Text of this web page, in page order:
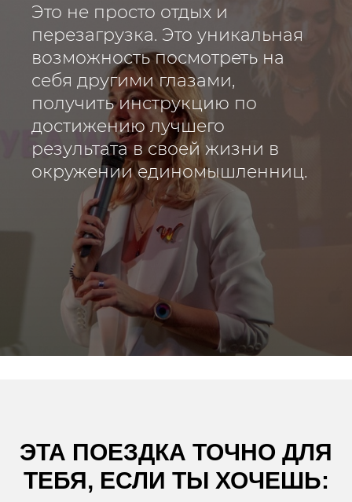
Это не просто отдых и
перезагрузка. Это уникальная
возможность посмотреть на
себя другими глазами,
получить инструкцию по
достижению лучшего
результата в своей жизни в
окружении единомышленниц.
ЭТА ПОЕЗДКА ТОЧНО ДЛЯ
ТЕБЯ, ЕСЛИ ТЫ ХОЧЕШЬ: